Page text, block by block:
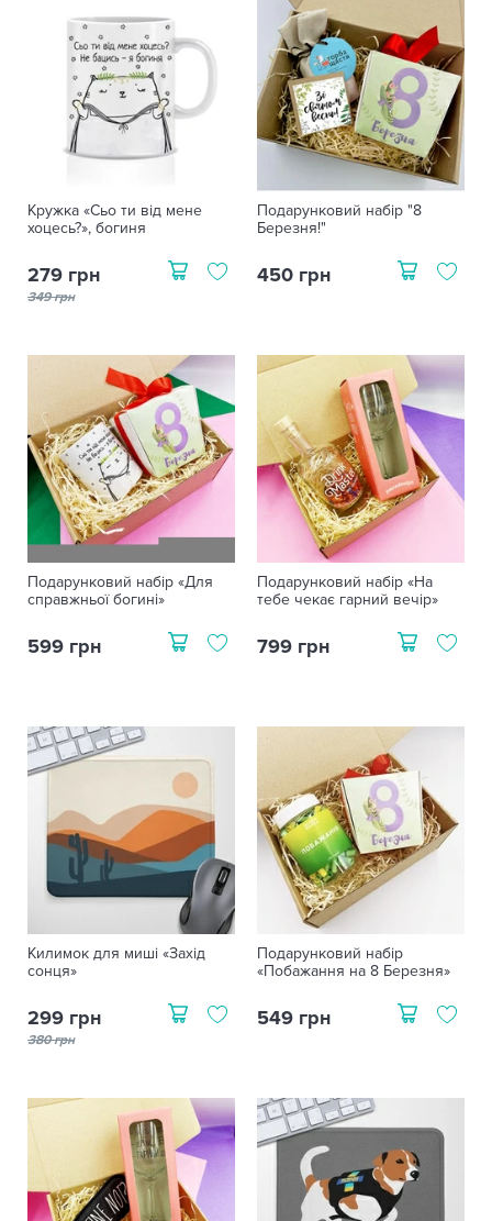
Кружка «Сьо ти від мене
хоцесь?», богиня
279 грн
349 грн
Подарунковий набір "8
Березня!"
450 грн
Подарунковий набір «Для
справжньої богині»
599 грн
Подарунковий набір «На
тебе чекає гарний вечір»
799 грн
Килимок для миші «Захід
сонця»
299 грн
380 грн
Подарунковий набір
«Побажання на 8 Березня»
549 грн